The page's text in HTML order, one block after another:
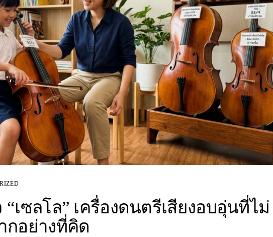
เซลโล” เครื่องดนตรีเสียงอบอุ่นที่ไม่
กอย่างที่คิด